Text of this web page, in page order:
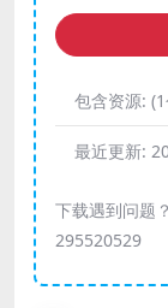
包含资源:
最近更新:
下载遇到问题
295520529